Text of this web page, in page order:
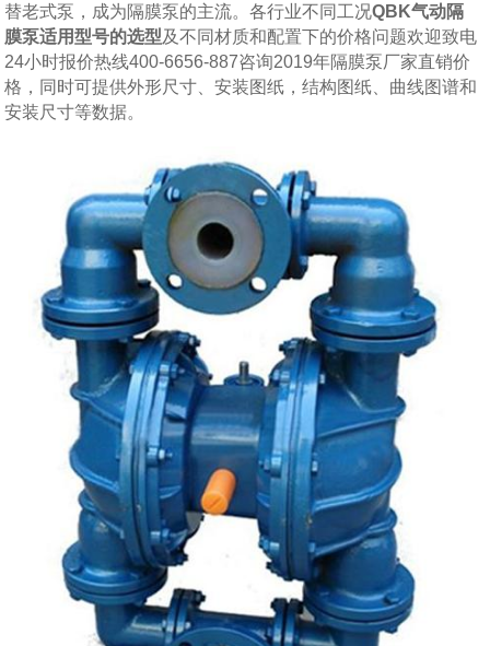
替老式泵，成为隔膜泵的主流。各行业不同工况QBK气动隔
膜泵适用型号的选型及不同材质和配置下的价格问题欢迎致电
24小时报价热线400-6656-887咨询2019年隔膜泵厂家直销价
格，同时可提供外形尺寸、安装图纸，结构图纸、曲线图谱和
安装尺寸等数据。